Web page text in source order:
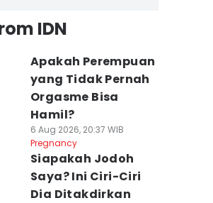
IDN
Apakah Perempuan
yang Tidak Pernah
Orgasme Bisa
Hamil?
6 Aug 2026, 20:37 WIB
Pregnancy
Siapakah Jodoh
Saya? Ini Ciri-Ciri
Dia Ditakdirkan